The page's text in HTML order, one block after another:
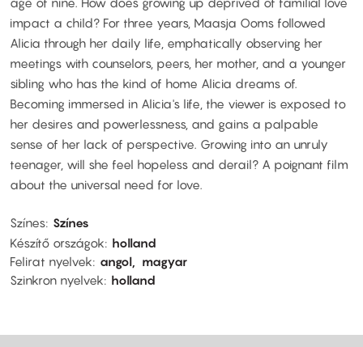
impact a child? For three years, Maasja Ooms followed
Alicia through her daily life, emphatically observing her
meetings with counselors, peers, her mother, and a younger
sibling who has the kind of home Alicia dreams of.
Becoming immersed in Alicia's life, the viewer is exposed to
her desires and powerlessness, and gains a palpable
sense of her lack of perspective. Growing into an unruly
teenager, will she feel hopeless and derail? A poignant film
about the universal need for love.
Színes Színes
Készítő országok
holland
Felirat nyelvek
angol
magyar
Szinkron nyelvek
holland